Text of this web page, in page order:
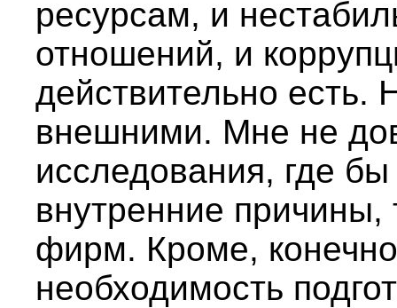
ресурсам, и
отношений, и
действительно есть.
внешними. Мне не
исследования, где
внутренние
фирм. Кроме,
необходимость